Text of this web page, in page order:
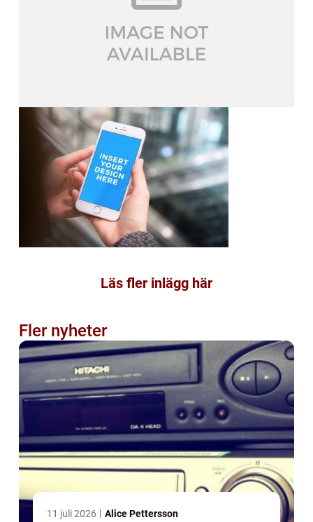
Läs fler inlägg här
Fler nyheter
11 juli 2026 Alice Pettersson